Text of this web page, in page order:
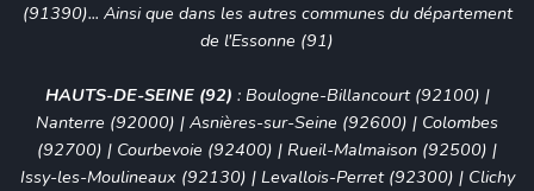
(91390)... Ainsi que dans les autres communes du département
de l'Essonne (91)
HAUTS-DE-SEINE (92) : Boulogne-Billancourt (92100) |
Nanterre (92000) | Asnières-sur-Seine (92600) | Colombes
(92700) | Courbevoie (92400) | Rueil-Malmaison (92500) |
Issy-les-Moulineaux (92130) | Levallois-Perret (92300) | Clichy